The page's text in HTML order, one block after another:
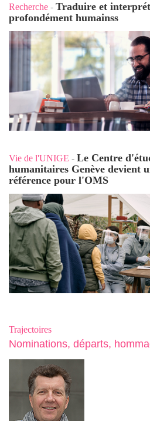
Recherche - Traduire et
profondément humainss
Vie de l'UNIGE - Le Centre
humanitaires Genève devient
référence pour l'OMS
Trajectoires
Nominations, départs,